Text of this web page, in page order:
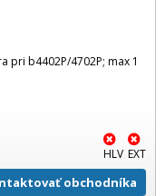
pri b4402P/4702P; max 1
HLV EXT
obchodníka